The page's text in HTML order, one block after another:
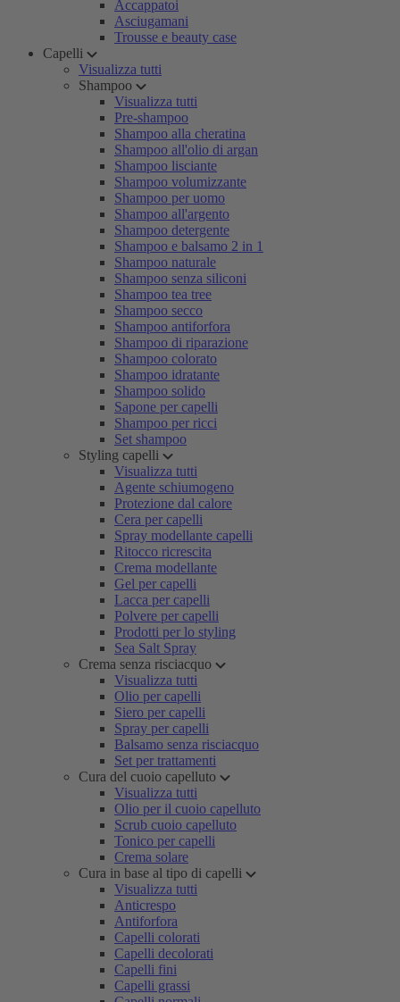
Accappatoi
Asciugamani
Trousse e beauty case
Capelli
Visualizza tutti
Shampoo
Visualizza tutti
Pre-shampoo
Shampoo alla cheratina
Shampoo all'olio di argan
Shampoo lisciante
Shampoo volumizzante
Shampoo per uomo
Shampoo all'argento
Shampoo detergente
Shampoo e balsamo 2 in 1
Shampoo naturale
Shampoo senza siliconi
Shampoo tea tree
Shampoo secco
Shampoo antiforfora
Shampoo di riparazione
Shampoo colorato
Shampoo idratante
Shampoo solido
Sapone per capelli
Shampoo per ricci
Set shampoo
Styling capelli
Visualizza tutti
Agente schiumogeno
Protezione dal calore
Cera per capelli
Spray modellante capelli
Ritocco ricrescita
Crema modellante
Gel per capelli
Lacca per capelli
Polvere per capelli
Prodotti per lo styling
Sea Salt Spray
Crema senza risciacquo
Visualizza tutti
Olio per capelli
Siero per capelli
Spray per capelli
Balsamo senza risciacquo
Set per trattamenti
Cura del cuoio capelluto
Visualizza tutti
Olio per il cuoio capelluto
Scrub cuoio capelluto
Tonico per capelli
Crema solare
Cura in base al tipo di capelli
Visualizza tutti
Anticrespo
Antiforfora
Capelli colorati
Capelli decolorati
Capelli fini
Capelli grassi